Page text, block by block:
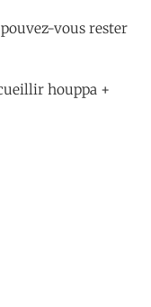
vous rester
houppa +